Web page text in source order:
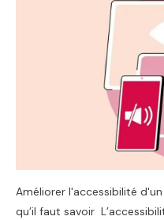
Améliorer l'accessibilité
qu’il faut savoir